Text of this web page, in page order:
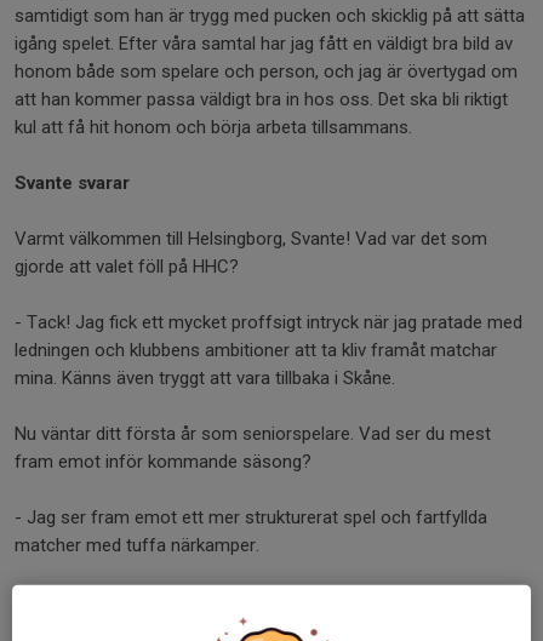
samtidigt som han är trygg med pucken och skicklig på att sätta
igång spelet. Efter våra samtal har jag fått en väldigt bra bild av
honom både som spelare och person, och jag är övertygad om
att han kommer passa väldigt bra in hos oss. Det ska bli riktigt
kul att få hit honom och börja arbeta tillsammans.
Svante svarar
Varmt välkommen till Helsingborg, Svante! Vad var det som
gjorde att valet föll på HHC?
- Tack! Jag fick ett mycket proffsigt intryck när jag pratade med
ledningen och klubbens ambitioner att ta kliv framåt matchar
mina. Känns även tryggt att vara tillbaka i Skåne.
Nu väntar ditt första år som seniorspelare. Vad ser du mest
fram emot inför kommande säsong?
- Jag ser fram emot ett mer strukturerat spel och fartfyllda
matcher med tuffa närkamper.
spenderar du helst tiden när du är ledig från isen?